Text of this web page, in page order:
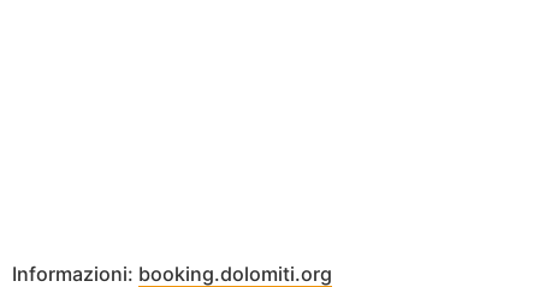
Informazioni: booking.dolomiti.org